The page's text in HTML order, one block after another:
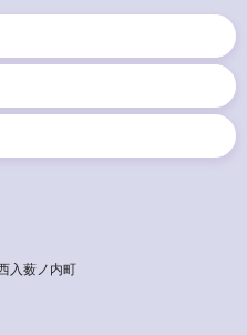
入薮ノ内町